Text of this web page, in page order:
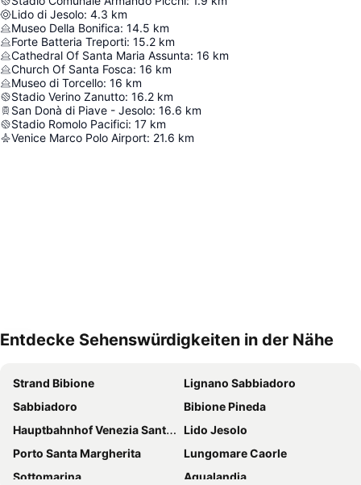
Lido di Jesolo: 4.3 km
Museo Della Bonifica: 14.5 km
Forte Batteria Treporti: 15.2 km
Cathedral Of Santa Maria Assunta: 16 km
Church Of Santa Fosca: 16 km
Museo di Torcello: 16 km
Stadio Verino Zanutto: 16.2 km
San Donà di Piave - Jesolo: 16.6 km
Stadio Romolo Pacifici: 17 km
Venice Marco Polo Airport: 21.6 km
Entdecke Sehenswürdigkeiten in der Nähe
Strand Bibione
Lignano Sabbiadoro
Sabbiadoro
Bibione Pineda
Hauptbahnhof Venezia Santa Lucia
Lido Jesolo
Porto Santa Margherita
Lungomare Caorle
Sottomarina
Aqualandia